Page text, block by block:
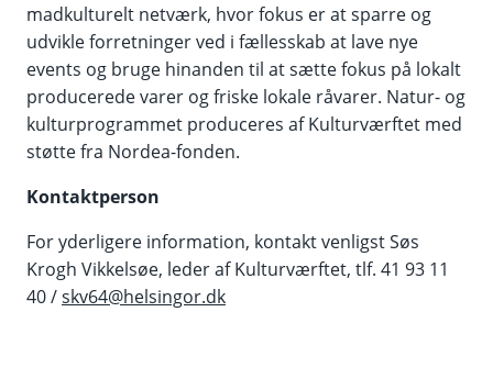
madkulturelt netværk, hvor fokus er at sparre og
udvikle forretninger ved i fællesskab at lave nye
events og bruge hinanden til at sætte fokus på lokalt
producerede varer og friske lokale råvarer. Natur- og
kulturprogrammet produceres af Kulturværftet med
støtte fra Nordea-fonden.
Kontaktperson
For yderligere information, kontakt venligst Søs
Krogh Vikkelsøe, leder af Kulturværftet, tlf. 41 93 11
40 /skv64@helsingor.dk